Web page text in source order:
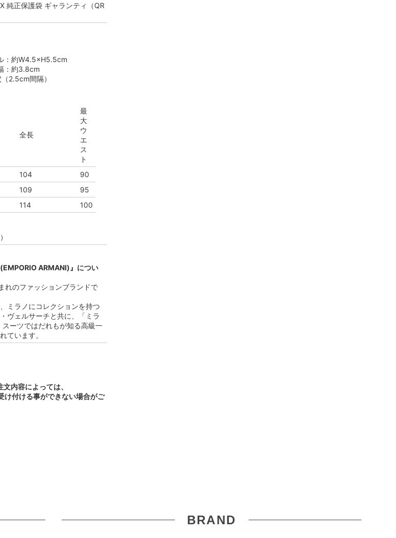
純正保護袋 ギャランティ（QR
：約W4.5×H5.5cm
：約3.8cm
2.5cm間隔）
全長
最
大
ウ
エ
ス
ト
104
90
109
95
114 100
ARMANI)』につい
れのファッションブランドで
ミラノにコレクションを持つ
ヴェルサーチと共に、「ミラ
ーツではだれもが知る高級一
ています。
内容によっては、
け付ける事ができない場合がご
BRAND